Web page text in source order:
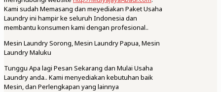
Kami sudah Memasang dan meyediakan Paket Usaha
Laundry ini hampir ke seluruh Indonesia dan
membantu konsumen kami dengan profesional..
Mesin Laundry Sorong, Mesin Laundry Papua, Mesin
Laundry Maluku
Tunggu Apa lagi Pesan Sekarang dan Mulai Usaha
Laundry anda.. Kami menyediakan kebutuhan baik
Mesin, dan Perlengkapan yang lainnya